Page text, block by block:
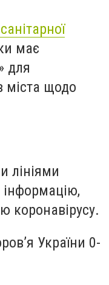
має
для
міста щодо
лініями
коронавірусу.
України 0-